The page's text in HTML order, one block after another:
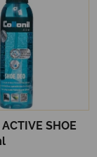
SHOE